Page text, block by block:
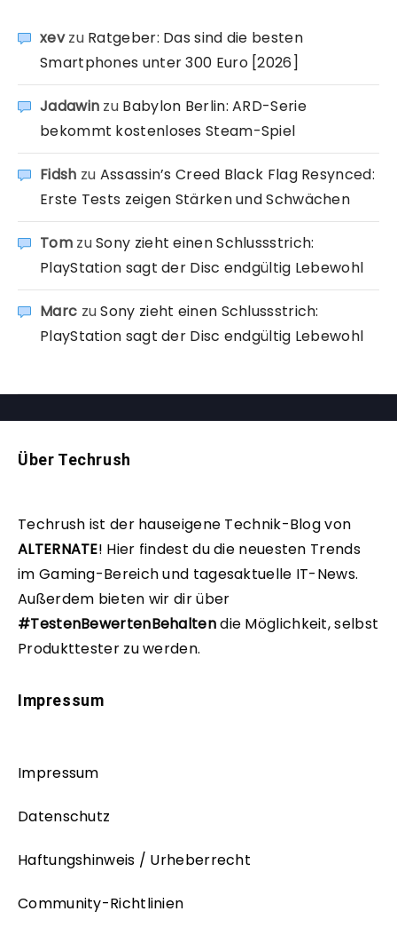
xevzu Ratgeber: Das sind die besten
Smartphones unter 300 Euro [2026]
Jadawin zu Babylon Berlin: ARD-Serie
bekommt kostenloses Steam-Spiel
Fidsh zu Assassin’s Creed Black Flag Resynced:
Erste Tests zeigen Stärken und Schwächen
TomzuSony zieht einen Schlussstrich:
PlayStation sagt der Disc endgültig Lebewohl
Marc zuSony zieht einen Schlussstrich:
PlayStation sagt der Disc endgültig Lebewohl
Über Techrush
Techrush ist der hauseigene Technik-Blog von
ALTERNATE! Hier findest du die neuesten Trends
im Gaming-Bereich und tagesaktuelle IT-News.
Außerdem bieten wir dir über
#TestenBewertenBehaltendie Möglichkeit, selbst
Produkttester zu werden.
Impressum
Impressum
Datenschutz
Haftungshinweis / Urheberrecht
Community-Richtlinien